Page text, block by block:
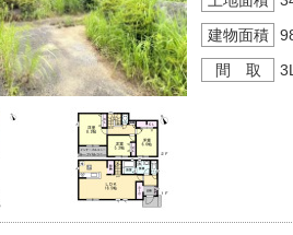
建物面積
間 取
路線から探す
エリアの新築一戸建